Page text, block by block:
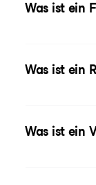
Was ist ein
Was ist ein
Was ist ein